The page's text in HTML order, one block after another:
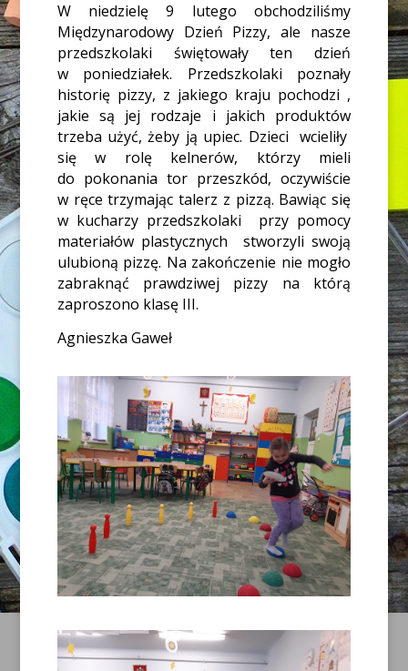
W niedzielę 9 lutego obchodziliśmy
Międzynarodowy Dzień Pizzy, ale nasze
przedszkolaki świętowały ten dzień
w poniedziałek. Przedszkolaki poznały
historię pizzy, z jakiego kraju pochodzi ,
jakie są jej rodzaje i jakich produktów
trzeba użyć, żeby ją upiec. Dzieci
wcieliły
się w rolę kelnerów, którzy mieli
do pokonania tor przeszkód, oczywiście
w ręce trzymając talerz z pizzą. Bawiąc się
w kucharzy przedszkolaki
przy pomocy
materiałów plastycznych
stworzyli swoją
ulubioną pizzę. Na zakończenie nie mogło
zabraknąć prawdziwej pizzy na którą
zaproszono klasę III.
Agnieszka Gaweł